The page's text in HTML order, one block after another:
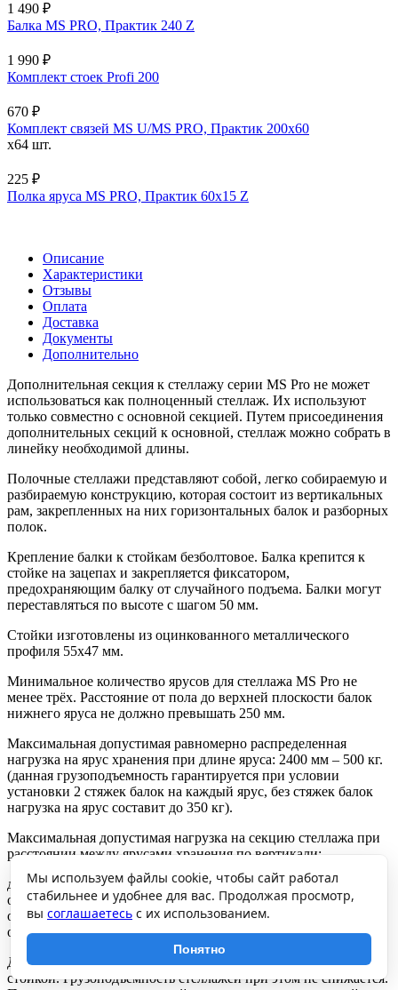
1 490 ₽
Балка MS PRO, Практик 240 Z
1 990 ₽
Комплект стоек Profi 200
670 ₽
Комплект связей MS U/MS PRO, Практик 200x60
x64 шт.
225 ₽
Полка яруса MS PRO, Практик 60х15 Z
Описание
Характеристики
Отзывы
Оплата
Доставка
Документы
Дополнительно
Дополнительная секция к стеллажу серии MS Pro не может
использоваться как полноценный стеллаж. Их используют
только совместно с основной секцией. Путем присоединения
дополнительных секций к основной, стеллаж можно собрать в
линейку необходимой длины.
Полочные стеллажи представляют собой, легко собираемую и
разбираемую конструкцию, которая состоит из вертикальных
рам, закрепленных на них горизонтальных балок и разборных
полок.
Крепление балки к стойкам безболтовое. Балка крепится к
стойке на зацепах и закрепляется фиксатором,
предохраняющим балку от случайного подъема. Балки могут
переставляться по высоте с шагом 50 мм.
Стойки изготовлены из оцинкованного металлического
профиля 55х47 мм.
Минимальное количество ярусов для стеллажа MS Pro не
менее трёх. Расстояние от пола до верхней плоскости балок
нижнего яруса не должно превышать 250 мм.
Максимальная допустимая равномерно распределенная
нагрузка на ярус хранения при длине яруса: 2400 мм – 500 кг.
(данная грузоподъемность гарантируется при условии
установки 2 стяжек балок на каждый ярус, без стяжек балок
нагрузка на ярус составит до 350 кг).
Максимальная допустимая нагрузка на секцию стеллажа при
расстоянии между ярусами хранения по вертикали:
до 750 мм – 2500 кг,
от 750 до 1000 мм – 1500 кг,
от 1000 до 1250 мм – 1050 кг,
от 1250 до 2000 мм – 500 кг.
Допускается собирать стеллажи в линию с общей средней
стойкой. Грузоподъемность стеллажей при этом не снижается.
Мы используем файлы cookie, чтобы сайт работал
стабильнее и удобнее для вас. Продолжая просмотр,
вы соглашаетесь с их использованием.
Понятно